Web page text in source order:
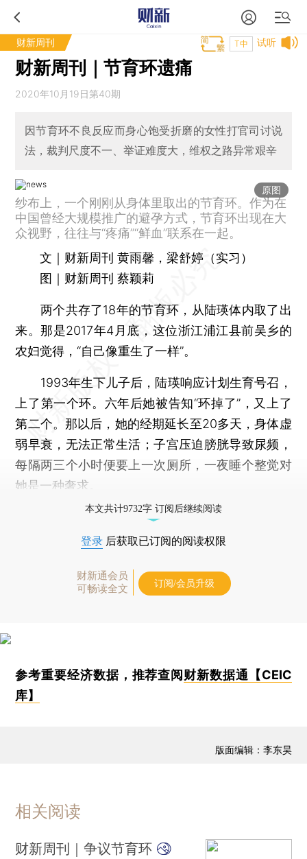
财新周刊 试听
T中
财新周刊｜节育环遗痛
2020年10月19日第40期
因节育环不良反应而身心饱受折磨的女性打官司讨说
法，裁判尺度不一、举证难度大，维权之路异常艰辛
原图
纱布上，一个刚刚从身体里取出的节育环。作为在
中国曾经大规模推广的避孕方式，节育环出现在大
众视野，往往与“疼痛”“鲜血”联系在一起。
文｜财新周刊 黄雨馨，梁舒婷（实习）
图｜财新周刊 蔡颖莉
两个共存了18年的节育环，从陆瑛体内取了出
来。那是2017年4月底，这位浙江浦江县前吴乡的
农妇觉得，“自己像重生了一样”。
1993年生下儿子后，陆瑛响应计划生育号召，
上了第一个环。六年后她被告知“环掉了”，又上了
第二个。那以后，她的经期延长至20多天，身体虚
弱早衰，无法正常生活；子宫压迫膀胱导致尿频，
每隔两三个小时便要上一次厕所，一夜睡个整觉对
她是一种奢求。
本文共计9732字 订阅后继续阅读
登录 后获取已订阅的阅读权限
财新通会员
可畅读全文
订阅/会员升级
参考重要经济数据，推荐查阅 财新数据通【CEIC
库】
版面编辑：李东昊
相关阅读
财新周刊｜争议节育环